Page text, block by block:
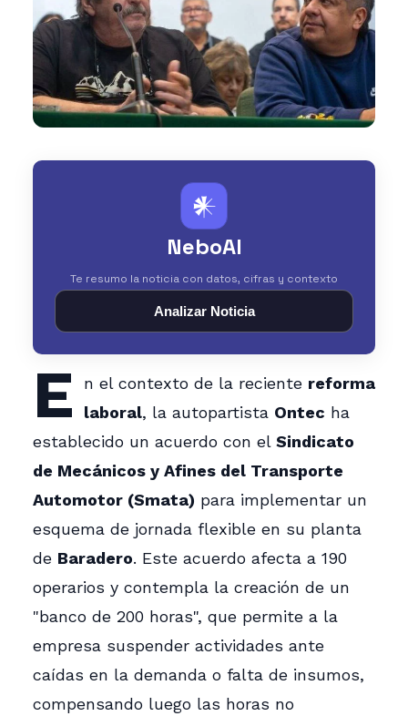
𒀭
NeboAI
Te resumo la noticia con datos, cifras y contexto
Analizar Noticia
E n el contexto de la reciente reforma
laboral, la autopartista Ontec ha
establecido un acuerdo con el Sindicato
de Mecánicos y Afines del Transporte
Automotor (Smata) para implementar un
esquema de jornada flexible en su planta
de Baradero. Este acuerdo afecta a 190
operarios y contempla la creación de un
"banco de 200 horas", que permite a la
empresa suspender actividades ante
caídas en la demanda o falta de insumos,
compensando luego las horas no